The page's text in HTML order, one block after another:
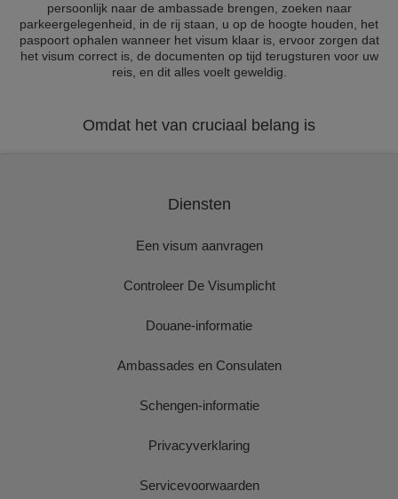
persoonlijk naar de ambassade brengen, zoeken naar
parkeergelegenheid, in de rij staan, u op de hoogte houden, het
paspoort ophalen wanneer het visum klaar is, ervoor zorgen dat
het visum correct is, de documenten op tijd terugsturen voor uw
reis, en dit alles voelt geweldig.
Omdat het van cruciaal belang is
Diensten
Een visum aanvragen
Controleer De Visumplicht
Douane-informatie
Ambassades en Consulaten
Schengen-informatie
Privacyverklaring
Servicevoorwaarden